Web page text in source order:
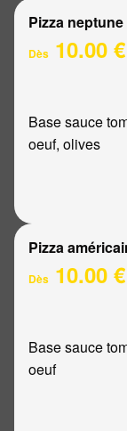
Pizza neptune
Dès 10.00 €
Base sauce
oeuf, olives
Pizza
Dès 10.00 €
Base sauce
oeuf